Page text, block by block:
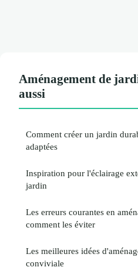
Aménagement de
aussi
Comment créer un jardin
adaptées
Inspiration pour l'éclairage
jardin
Les erreurs courantes en
comment les éviter
Les meilleures idées
conviviale